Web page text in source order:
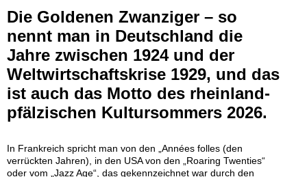
Die Goldenen Zwanziger – so
nennt man in Deutschland die
Jahre zwischen 1924 und der
Weltwirtschaftskrise 1929, und das
ist auch das Motto des rheinland-
pfälzischen Kultursommers 2026.
In Frankreich spricht man von den „Années folles (den
verrückten Jahren), in den USA von den „Roaring Twenties“
oder vom „Jazz Age“, das gekennzeichnet war durch den